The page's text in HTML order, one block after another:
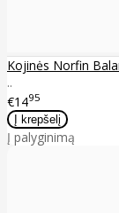
Kojinės Norfin
..
€1495
Į palyginimą